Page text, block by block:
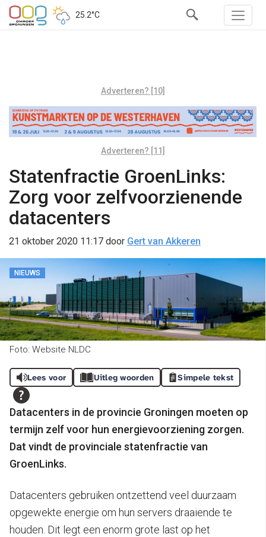
25.2°C
Adverteren? [10]
Adverteren? [11]
Statenfractie GroenLinks:
Zorg voor zelfvoorzienende
datacenters
21 oktober 2020 11:17 door Gert van Akkeren
NIEUWS
Foto: Website NLDC
Lees voor Uitleg woorden Simpele tekst
Datacenters in de provincie Groningen moeten op
termijn zelf voor hun energievoorziening zorgen.
Dat vindt de provinciale statenfractie van
GroenLinks.
Datacenters gebruiken ontzettend veel duurzaam
opgewekte energie om hun servers draaiende te
houden. Dit legt een enorm grote last op het